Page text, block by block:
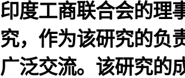
印度工商联合会的理
究，作为该研究的负
广泛交流。该研究的